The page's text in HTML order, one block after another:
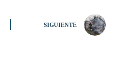
SIGUIENTE